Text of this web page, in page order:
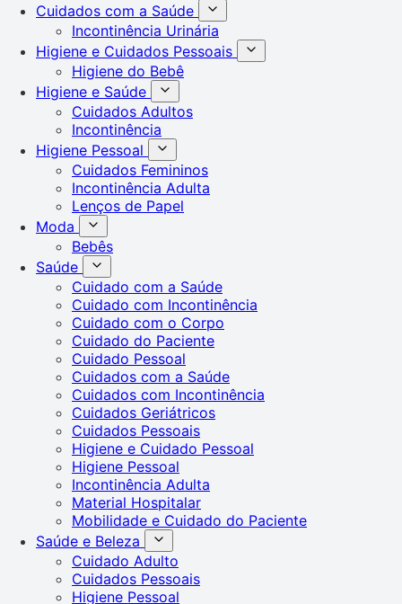
Cuidados com a Saúde
Incontinência Urinária
Higiene e Cuidados Pessoais
Higiene do Bebê
Higiene e Saúde
Cuidados Adultos
Incontinência
Higiene Pessoal
Cuidados Femininos
Incontinência Adulta
Lenços de Papel
Moda
Bebês
Saúde
Cuidado com a Saúde
Cuidado com Incontinência
Cuidado com o Corpo
Cuidado do Paciente
Cuidado Pessoal
Cuidados com a Saúde
Cuidados com Incontinência
Cuidados Geriátricos
Cuidados Pessoais
Higiene e Cuidado Pessoal
Higiene Pessoal
Incontinência Adulta
Material Hospitalar
Mobilidade e Cuidado do Paciente
Saúde e Beleza
Cuidado Adulto
Cuidados Pessoais
Higiene Pessoal